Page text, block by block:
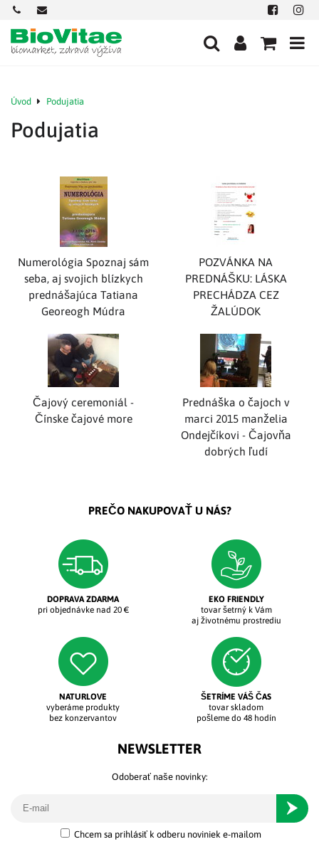
+421
901
712
584
office@biovitae.sk Facebook
Úvod Podujatia
Podujatia
Numerológia Spoznaj sám
seba, aj svojich blízkych
prednášajúca Tatiana
Georeogh Múdra
POZVÁNKA NA
PREDNÁŠKU: LÁSKA
PRECHÁDZA CEZ
ŽALÚDOK
Čajový ceremoniál -
Čínske čajové more
Prednáška o čajoch v
marci 2015 manželia
Ondejčíkovi - Čajovňa
dobrých ľudí
PREČO NAKUPOVAŤ U NÁS?
DOPRAVA ZDARMA
pri objednávke nad 20 €
EKO FRIENDLY
tovar šetrný k Vám
aj životnému prostrediu
NATURLOVE
vyberáme produkty
bez konzervantov
ŠETRÍME VÁŠ ČAS
tovar skladom
pošleme do 48 hodín
NEWSLETTER
Odoberať naše novinky:
Chcem sa prihlásiť k odberu noviniek e-mailom